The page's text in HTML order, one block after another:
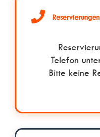
Reservierungen
Telefon
Bitte keine